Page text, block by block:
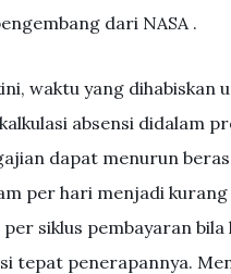
dari NASA .
waktu yang dihabiskan
absensi didalam
dapat menurun
per hari menjadi
siklus pembayaran bila
tepat penerapannya.